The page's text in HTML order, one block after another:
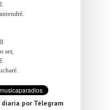
ser,
por Télegram